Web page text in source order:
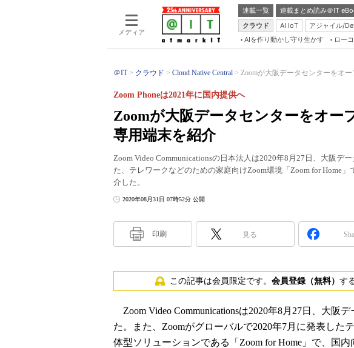
メディア
連載一覧 連載まとめ読み＠IT
クラウド
AI IoT アジャイル/
AIを作り動かし守り生かす ロー
＠IT クラウド Cloud Native Central Zoomが大阪データセンターをオ
Zoomが大阪データセンターをオー
専用端末を紹介
Zoom Phoneは2021年に国内提供へ
Zoom Video Communicationsの日本法人は2020年8月27日、大阪デ
た、テレワークなどのための家庭向けZoom環境「Zoom for Home
介した。
2020年08月31日 07時52分 公開
印刷 見る
この記事は会員限定です。 会員登録（無料） す
Zoom Video Communicationsは2020年8月27日、大阪
た。また、Zoomがグローバルで2020年7月に発表した
体型ソリューションである「Zoom for Home」で、国